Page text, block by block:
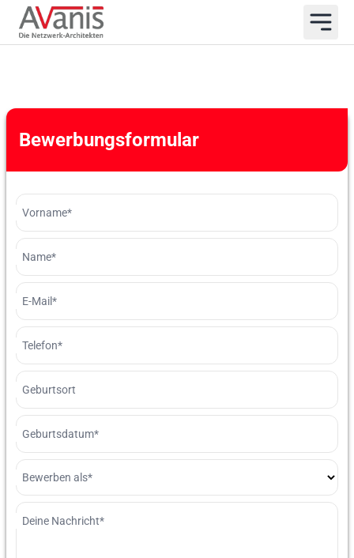
Bewerbungsformular
Vorname*
Name*
E-Mail*
Telefon*
Geburtsort
Geburtsdatum*
Bewerben als*
Deine Nachricht*